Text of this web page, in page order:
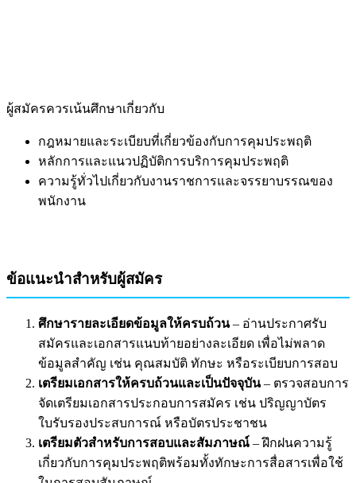
ผู้สมัครควรเน้นศึกษาเกี่ยวกับ
กฎหมายและระเบียบที่เกี่ยวข้องกับการคุมประพฤติ
หลักการและแนวปฏิบัติการบริการคุมประพฤติ
ความรู้ทั่วไปเกี่ยวกับงานราชการและจรรยาบรรณของ
พนักงาน
ข้อแนะนำสำหรับผู้สมัคร
ศึกษารายละเอียดข้อมูลให้ครบถ้วน– อ่านประกาศรับ
สมัครและเอกสารแนบท้ายอย่างละเอียด เพื่อไม่พลาด
ข้อมูลสำคัญ เช่น คุณสมบัติ ทักษะ หรือระเบียบการสอบ
เตรียมเอกสารให้ครบถ้วนและเป็นปัจจุบัน– ตรวจสอบการ
จัดเตรียมเอกสารประกอบการสมัคร เช่น ปริญญาบัตร
ใบรับรองประสบการณ์ หรือบัตรประชาชน
เตรียมตัวสำหรับการสอบและสัมภาษณ์ – ฝึกฝนความรู้
เกี่ยวกับการคุมประพฤติพร้อมทั้งทักษะการสื่อสารเพื่อใช้